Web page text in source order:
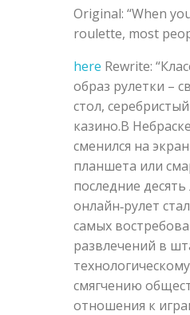
Original: “When
roulette, most
here Rewrite:
образ рулетки –
стол,
казино.В
сменился на
планшета или
последние десять
онлайн‑рулет
самых
развлечений в
смягчению
отношения к